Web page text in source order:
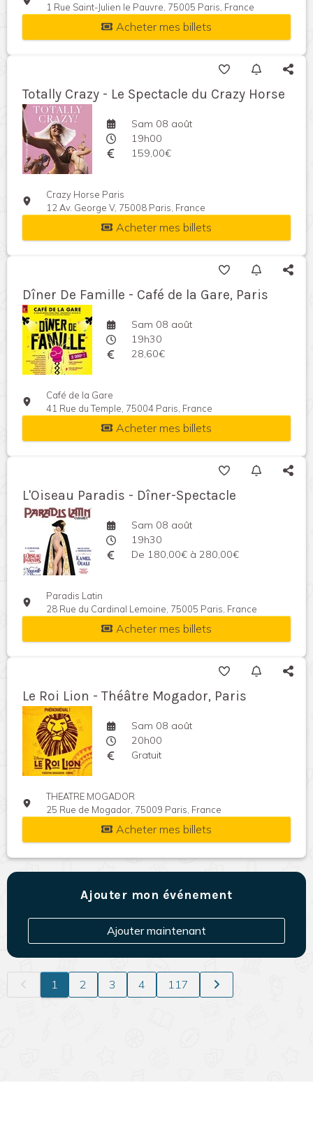
1 Rue Saint-Julien le Pauvre, 75005 Paris, France
Acheter mes billets
Totally Crazy - Le Spectacle du Crazy Horse
Sam 08 août
19h00
159,00€
Crazy Horse Paris
12 Av. George V, 75008 Paris, France
Acheter mes billets
Dîner De Famille - Café de la Gare, Paris
Sam 08 août
19h30
28,60€
Café de la Gare
41 Rue du Temple, 75004 Paris, France
Acheter mes billets
L'Oiseau Paradis - Dîner-Spectacle
Sam 08 août
19h30
De 180,00€ à 280,00€
Paradis Latin
28 Rue du Cardinal Lemoine, 75005 Paris, France
Acheter mes billets
Le Roi Lion - Théâtre Mogador, Paris
Sam 08 août
20h00
Gratuit
THEATRE MOGADOR
25 Rue de Mogador, 75009 Paris, France
Acheter mes billets
Ajouter mon événement
Ajouter maintenant
1 2 3 4 117